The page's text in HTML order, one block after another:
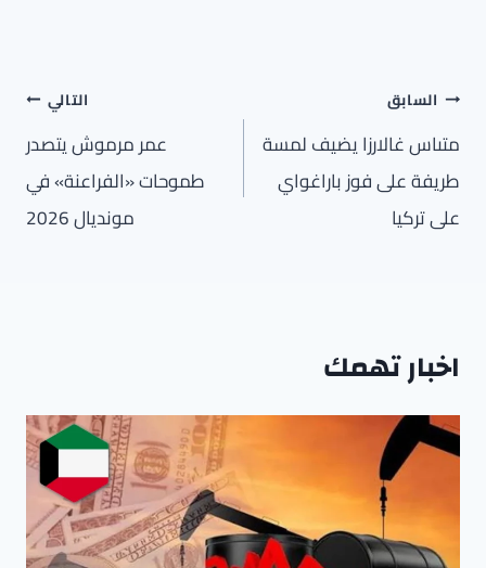
تصفّح
المقالات
السابق
متىاس غالارزا يضيف لمسة
طريفة على فوز باراغواي
على تركيا
التالي
عمر مرموش يتصدر
طموحات «الفراعنة» في
مونديال 2026
اخبار تهمك